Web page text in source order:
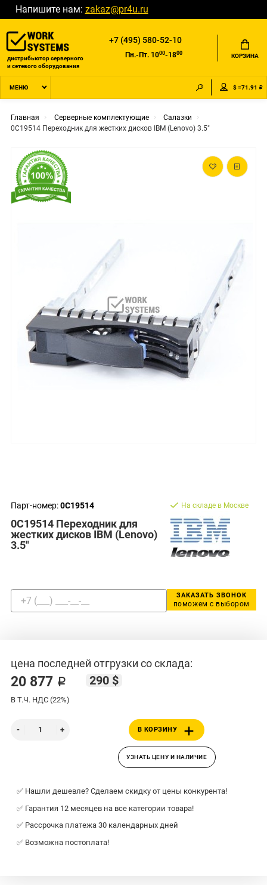
Напишите нам: zakaz@pr4u.ru
дистрибьютор серверного
и сетевого оборудования
+7 (495) 580-52-10
Пн.-Пт. 1000-1800 КОРЗИНА
МЕНЮ $ =71.91 ₽
Главная Серверные комплектующие
Салазки
0C19514 Переходник для жестких дисков IBM (Lenovo) 3.5"
Парт-номер:0C19514
0C19514 Переходник для
жестких дисков IBM (Lenovo)
3.5"
На складе в Москве
ЗАКАЗАТЬ ЗВОНОК
поможем с выбором
цена последней отгрузки со склада:
20 877 ₽ 290 $
В Т.Ч. НДС (22%)
В КОРЗИНУ
УЗНАТЬ ЦЕНУ И НАЛИЧИЕ
✅ Нашли дешевле? Сделаем скидку от цены конкурента!
✅ Гарантия 12 месяцев на все категории товара!
✅ Рассрочка платежа 30 календарных дней
✅ Возможна постоплата!